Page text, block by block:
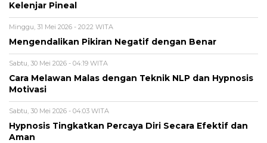
Kelenjar Pineal
Minggu, 31 Mei 2026 - 20:22 WITA
Mengendalikan Pikiran Negatif dengan Benar
Sabtu, 30 Mei 2026 - 04:19 WITA
Cara Melawan Malas dengan Teknik NLP dan Hypnosis
Motivasi
Sabtu, 30 Mei 2026 - 04:03 WITA
Hypnosis Tingkatkan Percaya Diri Secara Efektif dan
Aman